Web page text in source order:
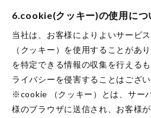
6.cookie(クッキー)の使用につ
当社は、お客様によりよいサービ
（クッキー）を使用することがあ
を特定できる情報の収集を行える
ライバシーを侵害することはござい
※cookie （クッキー）とは、サー
様のブラウザに送信され、お客様